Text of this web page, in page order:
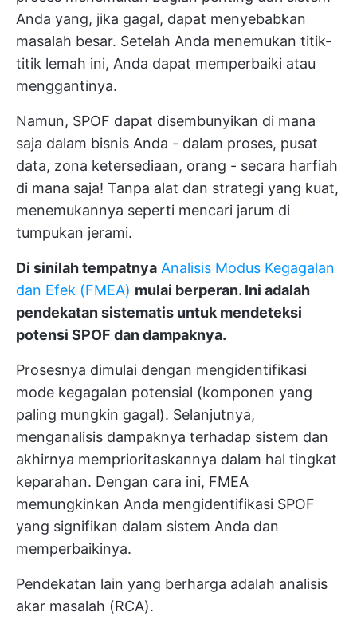
Anda yang, jika gagal, dapat menyebabkan
masalah besar. Setelah Anda menemukan titik-
titik lemah ini, Anda dapat memperbaiki atau
menggantinya.
Namun, SPOF dapat disembunyikan di mana
saja dalam bisnis Anda - dalam proses, pusat
data, zona ketersediaan, orang - secara harfiah
di mana saja! Tanpa alat dan strategi yang kuat,
menemukannya seperti mencari jarum di
tumpukan jerami.
Di sinilah tempatnya Analisis Modus Kegagalan
dan Efek (FMEA) mulai berperan. Ini adalah
pendekatan sistematis untuk mendeteksi
potensi SPOF dan dampaknya.
Prosesnya dimulai dengan mengidentifikasi
mode kegagalan potensial (komponen yang
paling mungkin gagal). Selanjutnya,
menganalisis dampaknya terhadap sistem dan
akhirnya memprioritaskannya dalam hal tingkat
keparahan. Dengan cara ini, FMEA
memungkinkan Anda mengidentifikasi SPOF
yang signifikan dalam sistem Anda dan
memperbaikinya.
Pendekatan lain yang berharga adalah analisis
akar masalah (RCA).